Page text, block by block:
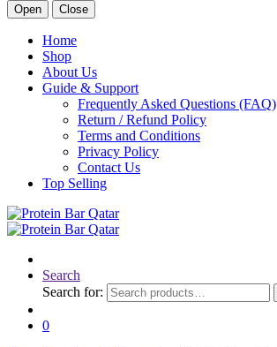
Open Close
Home
Shop
About Us
Guide & Support
Frequently Asked Questions (FAQ)
Return / Refund Policy
Terms and Conditions
Privacy Policy
Contact Us
Top Selling
Search
Search for:
0